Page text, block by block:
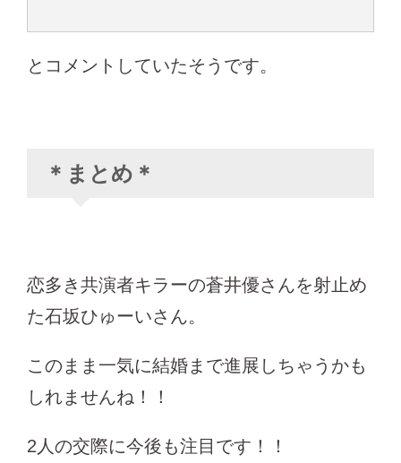
とコメントしていたそうです。
＊まとめ＊
恋多き共演者キラーの蒼井優さんを射止め
た石坂ひゅーいさん。
このまま一気に結婚まで進展しちゃうかも
しれませんね！！
2人の交際に今後も注目です！！